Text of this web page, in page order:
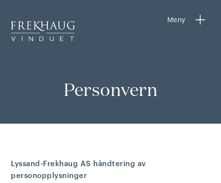
Meny
Personvern
Lyssand-Frekhaug AS håndtering av
personopplysninger